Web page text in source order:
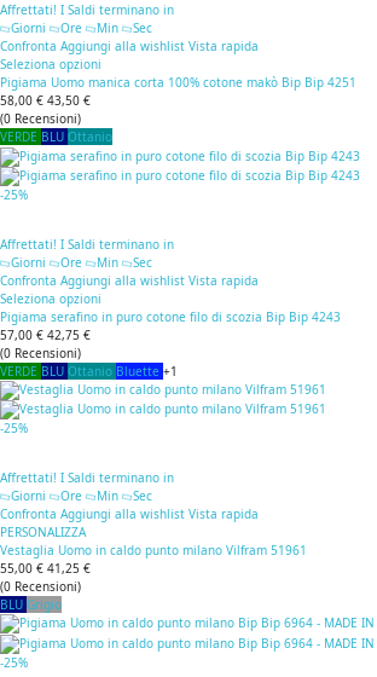
Affrettati! I Saldi terminano in
Giorni
Ore Min
Sec
Confronta Aggiungi alla wishlist Vista rapida
Seleziona opzioni
Pigiama Uomo manica corta 100% cotone makò Bip Bip 4251
58,00 € 43,50 €
(0 Recensioni)
VERDE BLU Ottanio
-25%
Affrettati! I Saldi terminano in
Giorni
Ore Min
Sec
Confronta Aggiungi alla wishlist Vista rapida
Seleziona opzioni
Pigiama serafino in puro cotone filo di scozia Bip Bip 4243
57,00 € 42,75 €
(0 Recensioni)
VERDE BLU Ottanio Bluette +1
-25%
Affrettati! I Saldi terminano in
Giorni
Ore Min
Sec
Confronta Aggiungi alla wishlist Vista rapida
PERSONALIZZA
Vestaglia Uomo in caldo punto milano Vilfram 51961
55,00 € 41,25 €
(0 Recensioni)
BLU Grigio
-25%